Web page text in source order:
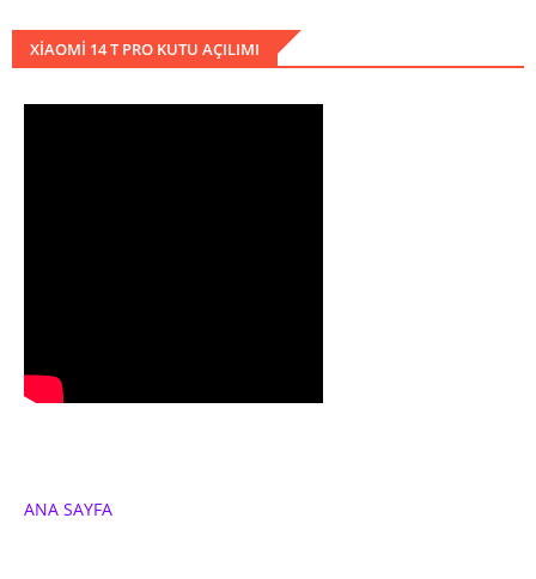
XIAOMI 14 T PRO KUTU AÇILIMI
ANA SAYFA